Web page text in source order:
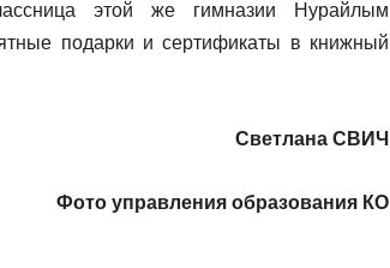
этой же гимназии Нурайлым
подарки и сертификаты в книжный
Светлана СВИЧ
Фото управления образования КО